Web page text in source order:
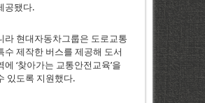
공됐다.
라 현대자동차그룹은 도로교통
수 제작한 버스를 제공해 도서
에 ‘찾아가는 교통안전교육’을
있도록 지원했다.